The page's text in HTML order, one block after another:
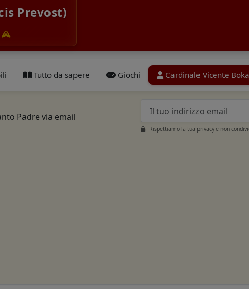
Prevost)
Tutto da sapere Giochi Cardinale Vicente
Padre via email
Rispettiamo la tua privacy e non